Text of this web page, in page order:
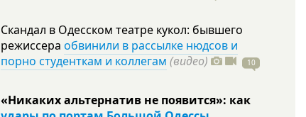
Скандал в Одесском театре кукол: бывшего
режиссера обвинили в рассылке нюдсов и
порно студенткам и коллегам (видео) 10
«Никаких альтернатив не появится»: как